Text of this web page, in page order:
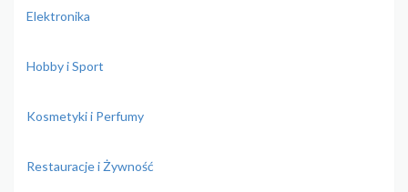
Elektronika
Hobby i Sport
Kosmetyki i Perfumy
Restauracje i Żywność